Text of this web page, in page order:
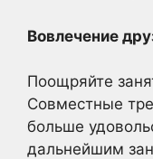
Вовлечение
Поощряйте
Совместные
больше
дальнейшим